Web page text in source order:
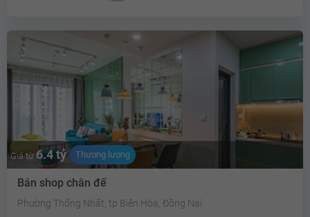
Giá từ6.4 tỷ Thương lượng
Bán shop chân đế
Phường Thống Nhất, tp Biên Hòa, Đồng Nai